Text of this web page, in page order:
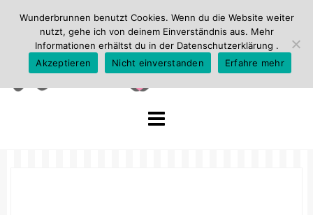
Wunderbrunnen benutzt Cookies. Wenn du die Website weiter
nutzt, gehe ich von deinem Einverständnis aus. Mehr
Informationen erhältst du in der Datenschutzerklärung .
Akzeptieren
Nicht einverstanden Erfahre mehr